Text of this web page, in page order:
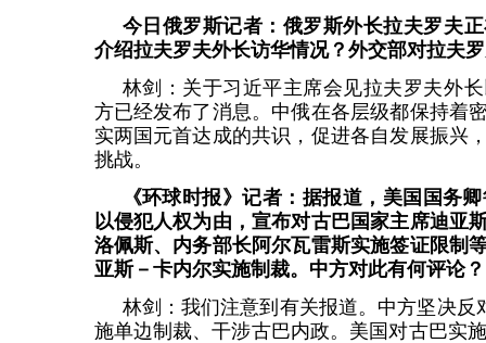
今日俄罗斯记者：俄罗斯外长拉夫罗夫
介绍拉夫罗夫外长访华情况？外交部对拉夫
林剑：关于习近平主席会见拉夫罗夫外
方已经发布了消息。中俄在各层级都保持着
实两国元首达成的共识，促进各自发展振兴
挑战。
《环球时报》记者：据报道，美国国务
以侵犯人权为由，宣布对古巴国家主席迪亚
洛佩斯、内务部长阿尔瓦雷斯实施签证限制
亚斯－卡内尔实施制裁。中方对此有何评论？
林剑：我们注意到有关报道。中方坚决反
施单边制裁、干涉古巴内政。美国对古巴实